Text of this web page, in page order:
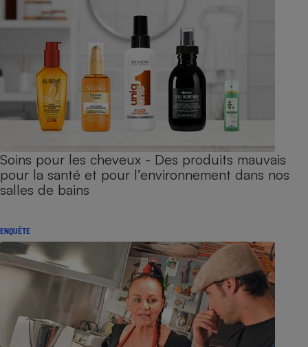
Soins pour les cheveux - Des produits mauvais
pour la santé et pour l’environnement dans nos
salles de bains
ENQUÊTE